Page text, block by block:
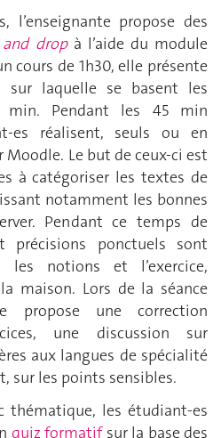
l’enseignante propose des
dropà l’aide du module
cours de 1h30, elle présente
laquelle se basent les
min. Pendant les 45 min
es réalisent, seuls ou en
Moodle. Le but de ceux-ci est
à catégoriser les textes de
notamment les bonnes
Pendant ce temps de
ponctuels sont
notions et l’exercice,
maison. Lors de la séance
propose une correction
une discussion sur
aux langues de spécialité
sur les points sensibles.
thématique, les étudiant-es
quiz formatifsur la base des